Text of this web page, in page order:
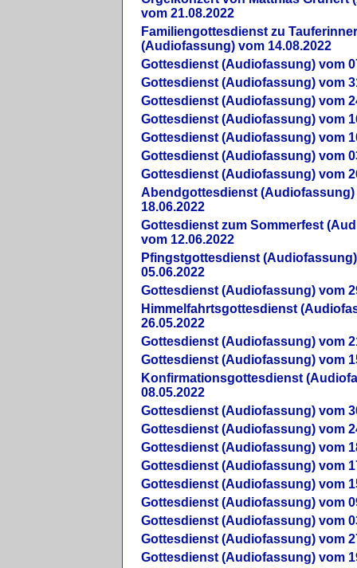
vom 21.08.2022
Familiengottesdienst zu
(Audiofassung) vom 14.08.2022
Gottesdienst (Audiofassung) vom
Gottesdienst (Audiofassung) vom
Gottesdienst (Audiofassung) vom
Gottesdienst (Audiofassung) vom
Gottesdienst (Audiofassung) vom
Gottesdienst (Audiofassung) vom
Gottesdienst (Audiofassung) vom
Abendgottesdienst (Audiofassung)
18.06.2022
Gottesdienst zum Sommerfest
vom 12.06.2022
Pfingstgottesdienst
05.06.2022
Gottesdienst (Audiofassung) vom
Himmelfahrtsgottesdienst
26.05.2022
Gottesdienst (Audiofassung) vom
Gottesdienst (Audiofassung) vom
Konfirmationsgottesdienst
08.05.2022
Gottesdienst (Audiofassung) vom
Gottesdienst (Audiofassung) vom
Gottesdienst (Audiofassung) vom
Gottesdienst (Audiofassung) vom
Gottesdienst (Audiofassung) vom
Gottesdienst (Audiofassung) vom
Gottesdienst (Audiofassung) vom
Gottesdienst (Audiofassung) vom
Gottesdienst (Audiofassung) vom